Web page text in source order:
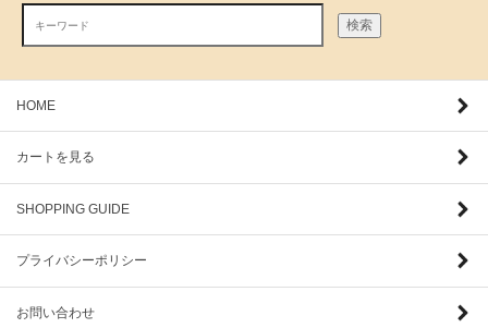
検索
HOME
カートを見る
SHOPPING GUIDE
プライバシーポリシー
お問い合わせ